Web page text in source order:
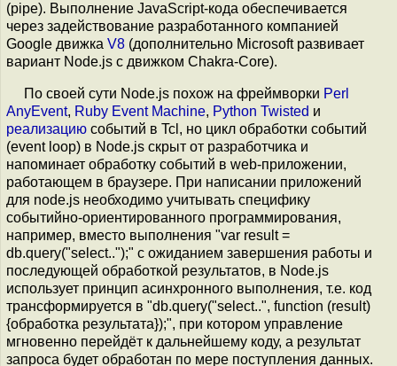
(pipe). Выполнение JavaScript-кода обеспечивается
через задействование разработанного компанией
Google движка V8 (дополнительно Microsoft развивает
вариант Node.js с движком Chakra-Core).
По своей сути Node.js похож на фреймворки Perl
AnyEvent, Ruby Event Machine, Python Twisted и
реализацию событий в Tcl, но цикл обработки событий
(event loop) в Node.js скрыт от разработчика и
напоминает обработку событий в web-приложении,
работающем в браузере. При написании приложений
для node.js необходимо учитывать специфику
событийно-ориентированного программирования,
например, вместо выполнения "var result =
db.query("select..");" с ожиданием завершения работы и
последующей обработкой результатов, в Node.js
использует принцип асинхронного выполнения, т.е. код
трансформируется в "db.query("select..", function (result)
{обработка результата});", при котором управление
мгновенно перейдёт к дальнейшему коду, а результат
запроса будет обработан по мере поступления данных.